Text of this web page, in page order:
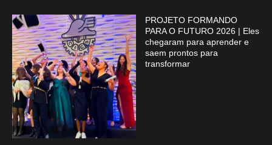
PROJETO FORMANDO
PARA O FUTURO 2026 | Eles
chegaram para aprender e
saem prontos para
transformar